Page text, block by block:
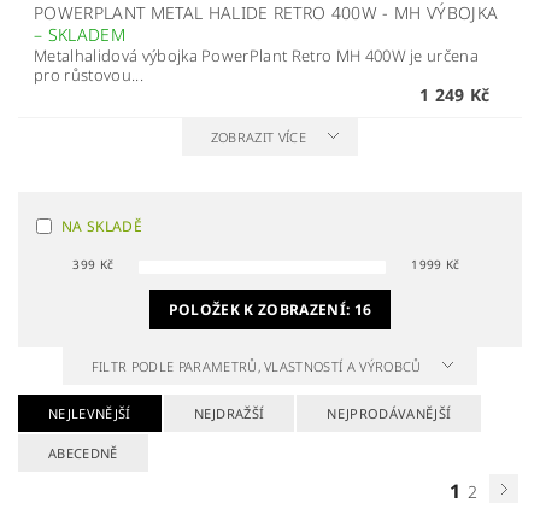
POWERPLANT METAL HALIDE RETRO 400W - MH VÝBOJKA
– SKLADEM
Metalhalidová výbojka PowerPlant Retro MH 400W je určena
pro růstovou...
1 249 Kč
ZOBRAZIT VÍCE
NA SKLADĚ
399 Kč 1999 Kč
POLOŽEK K ZOBRAZENÍ: 16
FILTR PODLE PARAMETRŮ, VLASTNOSTÍ A VÝROBCŮ
NEJLEVNĚJŠÍ NEJDRAŽŠÍ NEJPRODÁVANĚJŠÍ
ABECEDNĚ
1 2